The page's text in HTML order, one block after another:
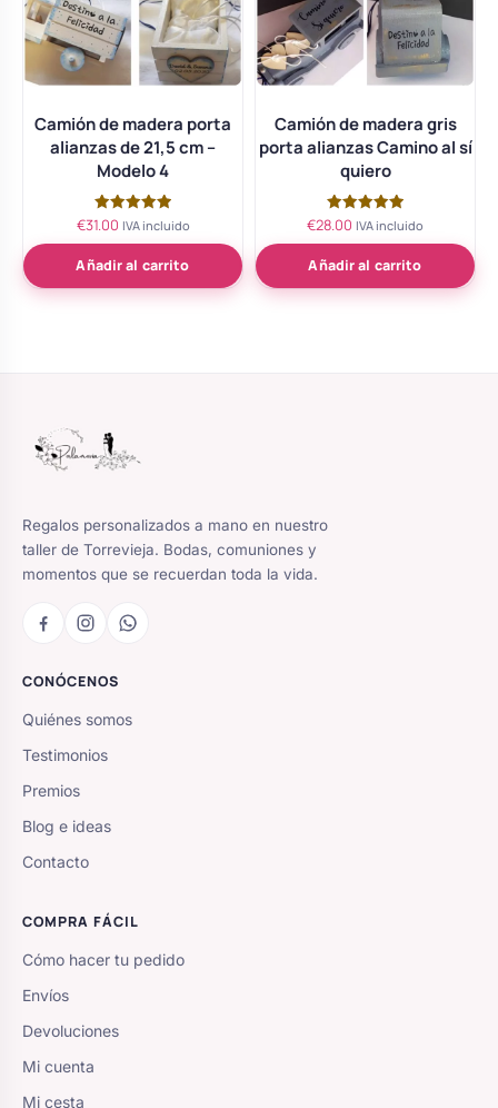
Camión de madera porta
alianzas de 21,5 cm –
Modelo 4
Valorado
de 5
€31.00 IVA incluido
Añadir al carrito
Camión de madera gris
porta alianzas Camino al sí
quiero
Valorado
de 5
€28.00 IVA incluido
Añadir al carrito
Regalos personalizados a mano en nuestro
taller de Torrevieja. Bodas, comuniones y
momentos que se recuerdan toda la vida.
CONÓCENOS
Quiénes somos
Testimonios
Premios
Blog e ideas
Contacto
COMPRA FÁCIL
Cómo hacer tu pedido
Envíos
Devoluciones
Mi cuenta
Mi cesta